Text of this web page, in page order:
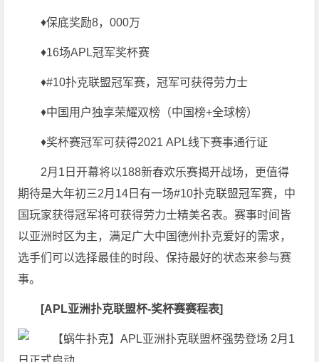
♦保底奖励8，000万
♦16场APL冠军奖杯赛
♦#10扑克联盟冠军赛，冠军可获得劳力士
♦中国用户独享荣耀双榜（中国榜+全球榜）
♦奖杯赛冠军可获得2021 APL线下赛事通行证
2月1日开幕将以188新春欢乐赛揭开战场，更值得
期待是大年初三2月14日有一场#10扑克联盟冠军赛，中
国玩家获得冠军将可获得劳力士精美名表。赛事时间皆
以亚洲时区为主，满足广大中国德州扑克爱好的需求，
选手们可以选择最佳的时段、保持最好的状态来参与赛
事。
[APL亚洲扑克联盟杯-奖杯赛赛程表]